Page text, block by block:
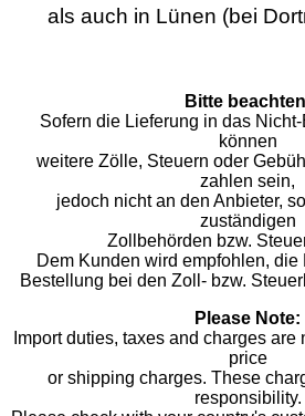
als auch in Lünen (bei
Bitte
Sofern die Lieferung in das
können
weitere Zölle, Steuern oder
zahlen sein,
jedoch nicht an den Anbieter,
zuständigen
Zollbehörden bzw.
Dem Kunden wird empfohlen,
Bestellung bei den Zoll- bzw.
Please Note:
Import duties, taxes and charges
price
or shipping charges. These
responsibility.